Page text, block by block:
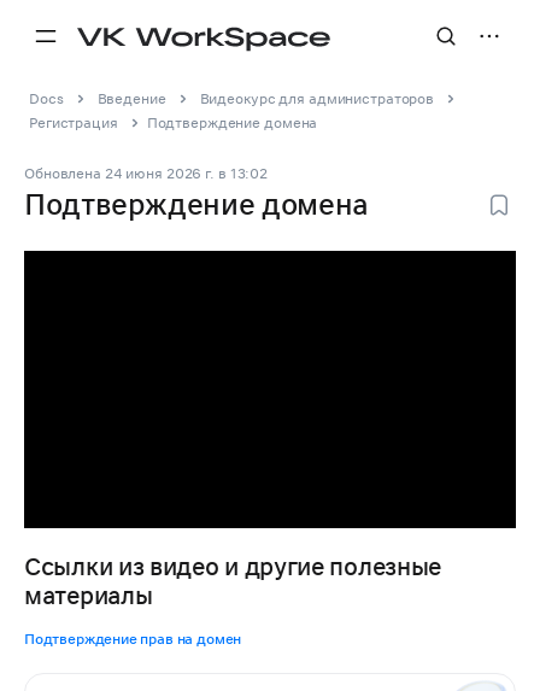
Docs Введение
Видеокурс для администраторов
Регистрация
Подтверждение домена
Обновлена 24 июня 2026 г. в 13:02
Подтверждение домена
Ссылки из видео и другие полезные
материалы
Подтверждение прав на домен